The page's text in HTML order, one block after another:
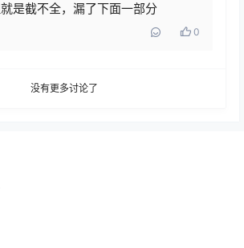
是截不全，漏了下面一部分
0
没有更多讨论了